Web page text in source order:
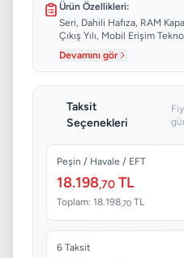
Ürün Özellikleri:
Seri, Dahili Hafıza, RAM
Çıkış Yılı, Mobil Erişim
Çözünürlüğü...
Devamını gör
Taksit
Seçenekleri
Peşin / Havale / EFT
18.198,70 TL
Toplam: 18.198,70 TL
6 Taksit